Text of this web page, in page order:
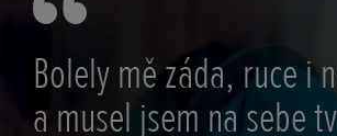
Bolely mě záda, ruce i
a musel jsem na sebe